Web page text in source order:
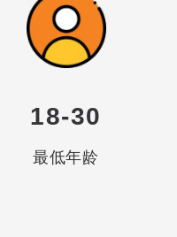
18-30
最低年龄